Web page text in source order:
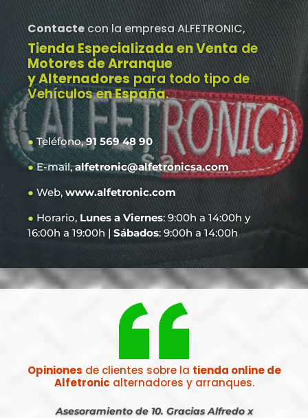
Contacte con la empresa ALFETRONIC,
Tienda Especializada en Venta de
Motores de Arranque
y Alternadores para todo tipo de
Vehículos en España.
●Teléfono,91 569 48 90
●E-mail,alfetronic@alfetronicsa.com
● Web, www.alfetronic.com
● Horario, Lunes a Viernes: 9:00h a 14:00h y
16:00h a 19:00h | Sábados: 9:00h a 14:00h
Opiniones de clientes sobre la tienda online de
Alfetronic alternadores y arranques.
Asesoramiento de 10. Gracias Alfredo x